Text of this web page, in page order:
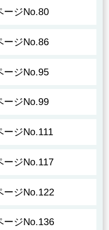
ージNo.80
ージNo.86
ージNo.95
ージNo.99
ジNo.111
ージNo.117
ージNo.122
ージNo.136